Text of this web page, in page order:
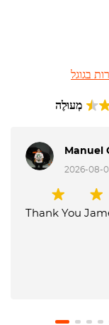
בגוגל
מְעוּלֶה
Manuel
2026-08-
Thank You